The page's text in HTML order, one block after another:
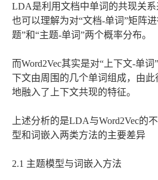
LDA是利用文档中单词的共现关系
也可以理解为对“文档-单词”矩阵
题”和“主题-单词”两个概率分布。
而Word2Vec其实是对“上下文-单
下文由周围的几个单词组成，由
地融入了上下文共现的特征。
上述分析的是LDA与Word2Vec的
型和词嵌入两类方法的主要差异
2.1 主题模型与词嵌入方法